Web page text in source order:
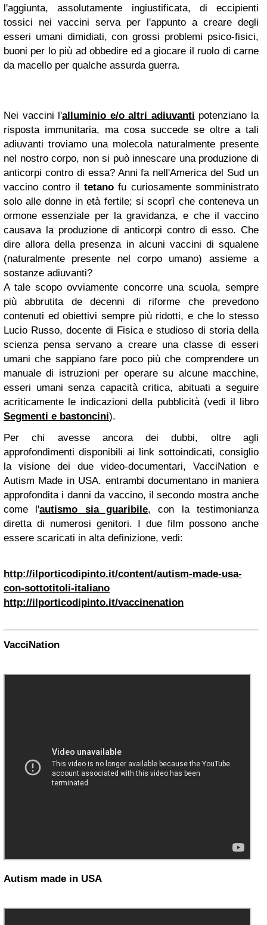
l'aggiunta, assolutamente ingiustificata, di eccipienti
tossici nei vaccini serva per l'appunto a creare degli
esseri umani dimidiati, con grossi problemi psico-fisici,
buoni per lo più ad obbedire ed a giocare il ruolo di carne
da macello per qualche assurda guerra.
Nei vaccini l'alluminio e/o altri adiuvanti potenziano la
risposta immunitaria, ma cosa succede se oltre a tali
adiuvanti troviamo una molecola naturalmente presente
nel nostro corpo, non si può innescare una produzione di
anticorpi contro di essa? Anni fa nell'America del Sud un
vaccino contro il tetano fu curiosamente somministrato
solo alle donne in età fertile; si scoprì che conteneva un
ormone essenziale per la gravidanza, e che il vaccino
causava la produzione di anticorpi contro di esso. Che
dire allora della presenza in alcuni vaccini di squalene
(naturalmente presente nel corpo umano) assieme a
sostanze adiuvanti?
A tale scopo ovviamente concorre una scuola, sempre
più abbrutita de decenni di riforme che prevedono
contenuti ed obiettivi sempre più ridotti, e che lo stesso
Lucio Russo, docente di Fisica e studioso di storia della
scienza pensa servano a creare una classe di esseri
umani che sappiano fare poco più che comprendere un
manuale di istruzioni per operare su alcune macchine,
esseri umani senza capacità critica, abituati a seguire
acriticamente le indicazionidella pubblicità (vedi il libro
Segmenti e bastoncini).
Per chi avesse ancora dei dubbi, oltre agli
approfondimenti disponibili ai link sottoindicati, consiglio
la visione dei due video-documentari, VacciNation e
Autism Made in USA. entrambi documentano in maniera
approfondita i danni da vaccino, il secondo mostra anche
come l'autismo sia guaribile, con la testimonianza
diretta di numerosi genitori. I due film possono anche
essere scaricati in alta definizione, vedi:
http://ilporticodipinto.it/content/autism-made-usa-
con-sottotitoli-italiano
http://ilporticodipinto.it/vaccinenation
VacciNation
Autism made in USA